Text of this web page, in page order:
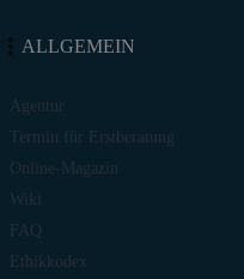
ALLGEMEIN
Agentur
Termin für Erstberatung
Online-Magazin
Wiki
FAQ
Ethikkodex